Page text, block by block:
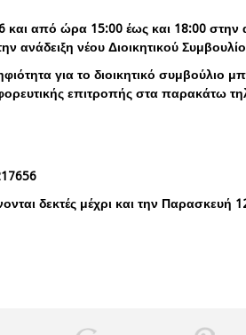
και από ώρα 15:00 έως και 18:00 στην
ανάδειξη νέου Διοικητικού
για το διοικητικό συμβούλιο
επιτροπής στα παρακάτω
δεκτές μέχρι και την Παρασκευή